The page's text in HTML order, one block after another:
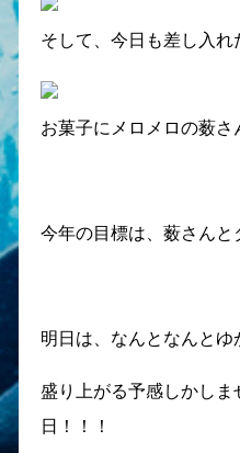
そして、今日も差し入れ
お菓子にメロメロの薮さ
今年の目標は、薮さんと
明日は、なんとなんと ゆ
盛り上がる予感しかし
日！！！